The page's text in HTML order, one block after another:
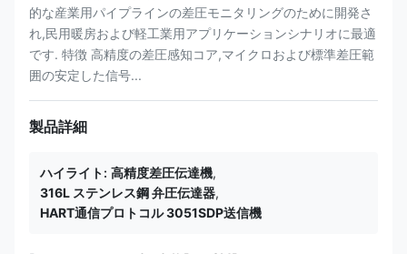
的な産業用パイプラインの差圧モニタリングのために開発さ
れ,民用暖房および軽工業用アプリケーションシナリオに最適
です. 特徴 高精度の差圧感知コア,マイクロおよび標準差圧範
囲の安定した信号...
製品詳細
ハイライト: 高精度差圧伝達機,
316L ステンレス鋼 弁圧伝達器,
HART通信プロトコル 3051SDP送信機